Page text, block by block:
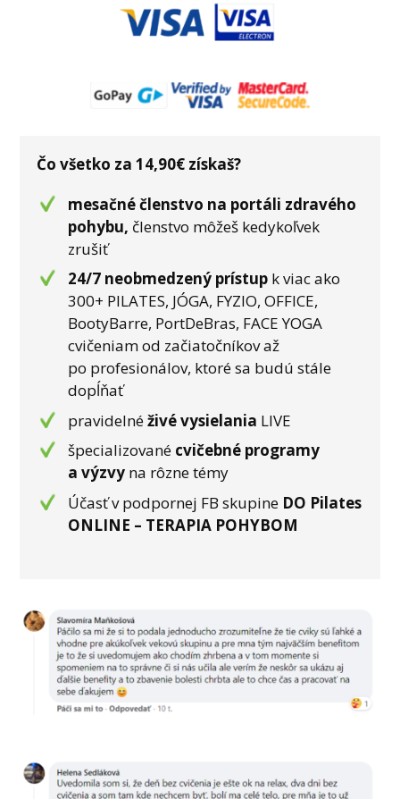
Čo všetko za 14,90€ získaš?
mesačné členstvo na portáli zdravého
pohybu, členstvo môžeš kedykoľvek
zrušiť
24/7 neobmedzený prístup k viac ako
300+ PILATES, JÓGA, FYZIO, OFFICE,
BootyBarre, PortDeBras, FACE YOGA
cvičeniam od začiatočníkov až
po profesionálov, ktoré sa budú stále
dopĺňať
pravidelnéživé vysielania LIVE
špecializované cvičebné programy
a výzvy na rôzne témy
Účasť v podpornej FB skupine DO Pilates
ONLINE – TERAPIA POHYBOM